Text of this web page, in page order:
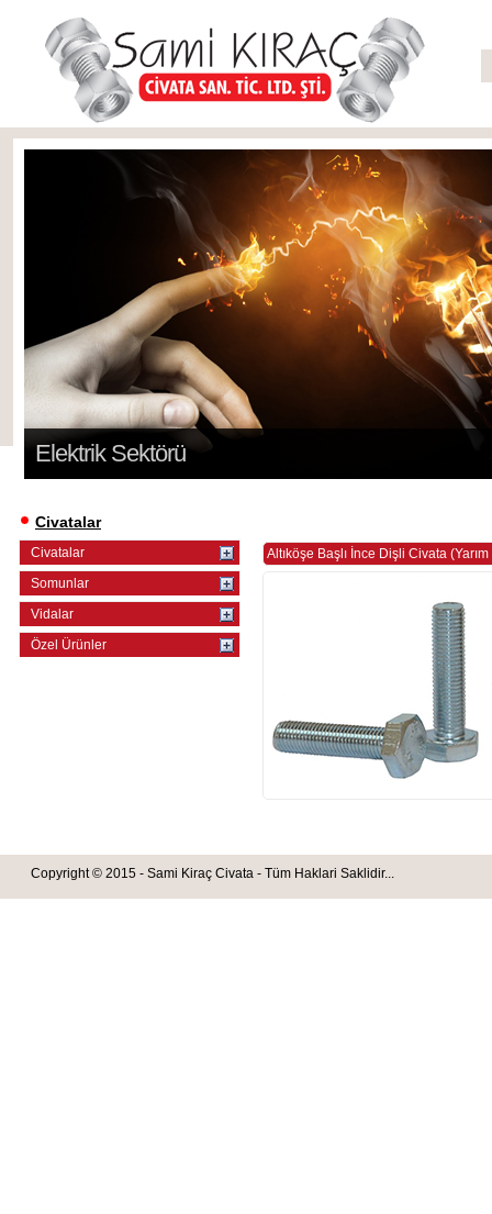
Civatalar
Civatalar
Somunlar
Vidalar
Özel Ürünler
Altıköşe Başlı İnce Dişli Civata
Copyright © 2015 - Sami Kiraç Civata - Tüm Haklari Saklidir...